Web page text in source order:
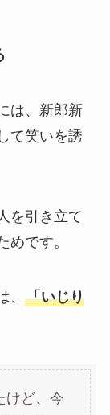
は、新郎新
て笑いを誘
を引き立て
めです。
、 「いじり
けど、今